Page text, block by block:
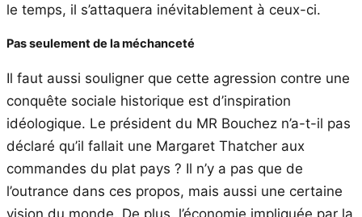
le temps, il s’attaquera inévitablement à ceux-ci.
Pas seulement de la méchanceté
Il faut aussi souligner que cette agression contre une
conquête sociale historique est d’inspiration
idéologique. Le président du MR Bouchez n’a-t-il pas
déclaré qu’il fallait une Margaret Thatcher aux
commandes du plat pays ? Il n’y a pas que de
l’outrance dans ces propos, mais aussi une certaine
vision du monde. De plus, l’économie impliquée par la